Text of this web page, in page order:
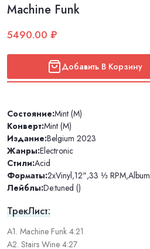
Machine Funk
5490.00 ₽
Добавить В Корзину
Состояние:Mint (M)
Конверт:Mint (M)
Издание:Belgium 2023
Жанры:Electronic
Стили:Acid
Форматы:2xVinyl,12",33 ⅓ RPM,Album
Лейблы:De:tuned ()
ТрекЛист:
A1. Machine Funk 4:21
A2. Stairs Wine 4:27